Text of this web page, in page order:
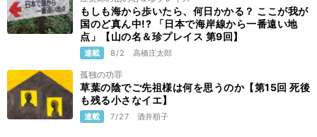
もしも海から歩いたら、何日かかる？ ここが我が
国のど真ん中!? 「日本で海岸線から一番遠い地
点」【山の名＆珍プレイス 第9回】
連載 8/2 高橋庄太郎
孤独の功罪
草葉の陰でご先祖様は何を思うのか【第15回 死後
も残る小さなイエ】
連載 7/27 酒井順子